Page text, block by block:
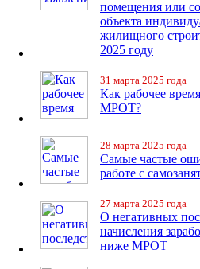
помещения или
объекта
жилищного
2025 году
31 марта 2025 года
Как рабочее
МРОТ?
28 марта 2025 года
Самые частые
работе с
27 марта 2025 года
О негативных
начисления
ниже МРОТ